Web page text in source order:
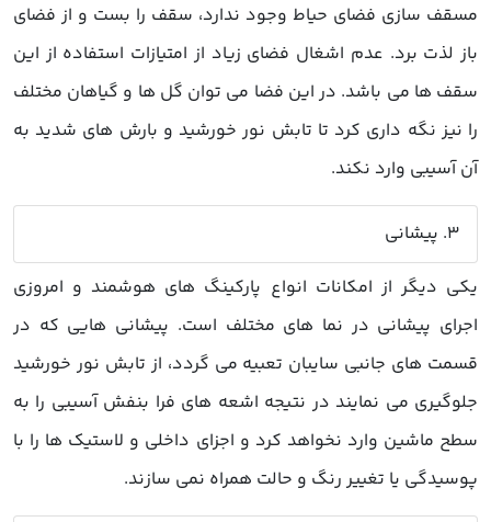
مسقف سازی فضای حیاط وجود ندارد، سقف را بست و از فضای
باز لذت برد. عدم اشغال فضای زیاد از امتیازات استفاده از این
سقف ها می باشد. در این فضا می توان گل ها و گیاهان مختلف
را نیز نگه داری کرد تا تابش نور خورشید و بارش های شدید به
آن آسیبی وارد نکند.
3. پیشانی
یکی دیگر از امکانات انواع پارکینگ های هوشمند و امروزی
اجرای پیشانی در نما های مختلف است. پیشانی هایی که در
قسمت های جانبی سایبان تعبیه می گردد، از تابش نور خورشید
جلوگیری می نمایند در نتیجه اشعه های فرا بنفش آسیبی را به
سطح ماشین وارد نخواهد کرد و اجزای داخلی و لاستیک ها را با
پوسیدگی یا تغییر رنگ و حالت همراه نمی سازند.